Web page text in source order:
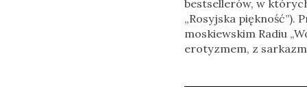
bestsellerów, w
„Rosyjska piękność”).
moskiewskim Radiu
erotyzmem, z